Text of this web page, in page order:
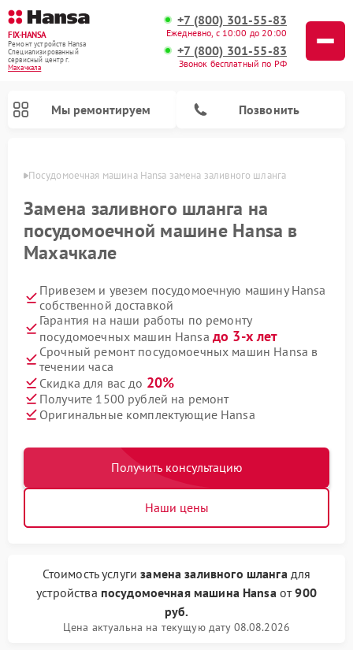
FIX-HANSA
Ремонт устройств Hansa
Специализированный
cервисный центр г.
Махачкала
+7 (800) 301-55-83
Ежедневно, с 10:00 до 20:00
+7 (800) 301-55-83
Звонок бесплатный по РФ
Мы ремонтируем Позвонить
Посудомоечная машина Hansa замена заливного шланга
Замена заливного шланга на
посудомоечной машине Hansa в
Махачкале
Привезем и увезем посудомоечную машину Hansa
собственной доставкой
Гарантия на наши работы по ремонту
посудомоечных машин Hansa до 3-х лет
Срочный ремонт посудомоечных машин Hansa в
течении часа
Скидка для вас до 20%
Получите 1500 рублей на ремонт
Оригинальные комплектующие Hansa
Получить консультацию
Наши цены
Стоимость услугизамена заливного шлангадля
устройства посудомоечная машина Hansaот900
руб.
Цена актуальна на текущую дату 08.08.2026